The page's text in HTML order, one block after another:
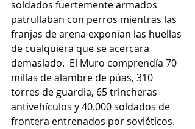
soldados fuertemente armados
patrullaban con perros mientras las
franjas de arena exponían las huellas
de cualquiera que se acercara
demasiado.  El Muro comprendía 70
millas de alambre de púas, 310
torres de guardia, 65 trincheras
antivehículos y 40.000 soldados de
frontera entrenados por soviéticos.